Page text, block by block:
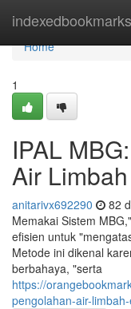
indexedbookmarks
Home
Home
1
IPAL
Air
anitarivx692290 82
Memakai Sistem
efisien untuk
Metode ini dikenal
berbahaya, "serta
https://
pengolahan-air-